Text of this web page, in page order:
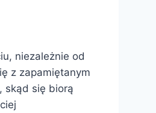
niezależnie od
z zapamiętanym
skąd się biorą